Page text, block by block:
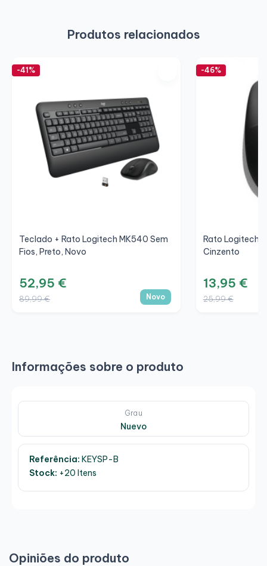
Produtos relacionados
-41%
Teclado + Rato Logitech MK540 Sem
Fios, Preto, Novo
52,95 €
89,99 € Novo
-46%
Rato Logitech
Cinzento
13,95 €
25,99 €
Informações sobre o produto
Grau
Nuevo
Referência: KEYSP-B
Stock: +20 Itens
Opiniões do produto